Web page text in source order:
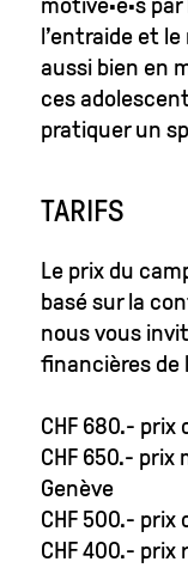
l’entraide et
aussi bien en
ces
pratiquer un
TARIFS
Le prix du
basé sur la
nous vous
financières de
CHF 680.-
CHF 650.-
Genève
CHF 500.- prix
CHF 400.-